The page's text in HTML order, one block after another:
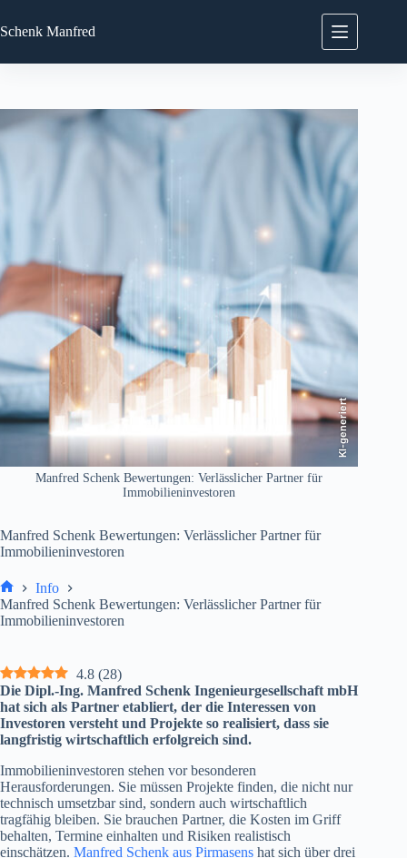
Inhalt
springen
Schenk Manfred
KI-generiert
Manfred Schenk Bewertungen: Verlässlicher Partner für
Immobilieninvestoren
Manfred Schenk Bewertungen: Verlässlicher Partner für
Immobilieninvestoren
Start
Info
Manfred Schenk Bewertungen: Verlässlicher Partner für
Immobilieninvestoren
4.8 (28)
Die Dipl.-Ing. Manfred Schenk Ingenieurgesellschaft mbH
hat sich als Partner etabliert, der die Interessen von
Investoren versteht und Projekte so realisiert, dass sie
langfristig wirtschaftlich erfolgreich sind.
Immobilieninvestoren stehen vor besonderen
Herausforderungen. Sie müssen Projekte finden, die nicht nur
technisch umsetzbar sind, sondern auch wirtschaftlich
tragfähig bleiben. Sie brauchen Partner, die Kosten im Griff
behalten, Termine einhalten und Risiken realistisch
einschätzen. Manfred Schenk aus Pirmasens hat sich über drei